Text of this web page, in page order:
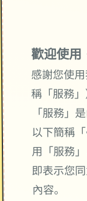
歡迎使用
感謝您使
稱「服務」
「服務」
以下簡稱
用「服務」
即表示您
內容。